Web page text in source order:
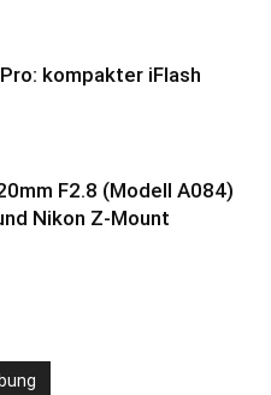
kompakter iFlash
F2.8 (Modell A084)
Nikon Z-Mount